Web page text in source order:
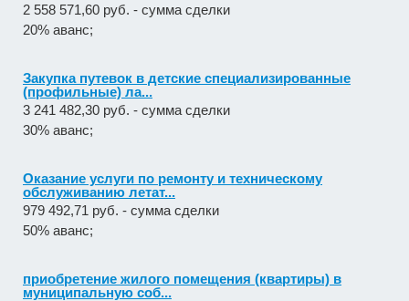
2 558 571,60 руб. - сумма сделки
20% аванс;
Закупка путевок в детские специализированные
(профильные) ла...
3 241 482,30 руб. - сумма сделки
30% аванс;
Оказание услуги по ремонту и техническому
обслуживанию летат...
979 492,71 руб. - сумма сделки
50% аванс;
приобретение жилого помещения (квартиры) в
муниципальную соб...